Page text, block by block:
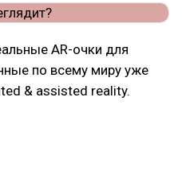
AR-очки для
по всему миру уже
& assisted reality.